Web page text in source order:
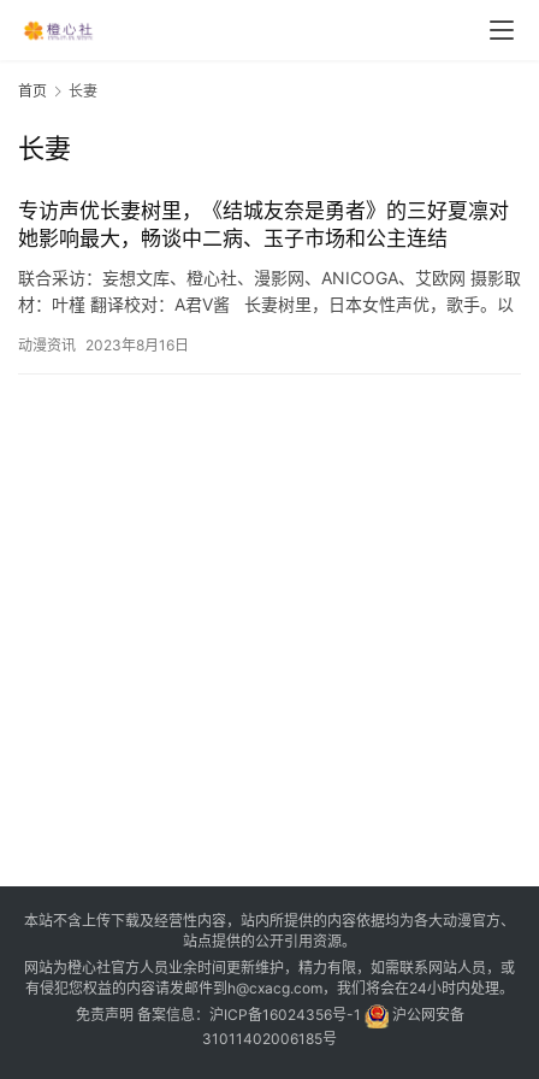
首页 长妻
长妻
专访声优长妻树里，《结城友奈是勇者》的三好夏凛对
她影响最大，畅谈中二病、玉子市场和公主连结
联合采访：妄想文库、橙心社、漫影网、ANICOGA、艾欧网 摄影取
材：叶槿 翻译校对：A君V酱 长妻树里，日本女性声优，歌手。以
动漫资讯 2023年8月16日
本站不含上传下载及经营性内容，站内所提供的内容依据均为各大动漫官方、
站点提供的公开引用资源。
网站为橙心社官方人员业余时间更新维护，精力有限，如需联系网站人员，或
有侵犯您权益的内容请发邮件到h@cxacg.com，我们将会在24小时内处理。
免责声明 备案信息： 沪ICP备16024356号-1
沪公网安备
31011402006185号